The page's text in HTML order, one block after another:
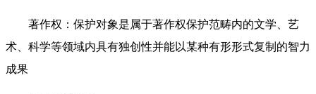
著作权：保护对象是属于著作权保护范畴内的文学、艺
术、科学等领域内具有独创性并能以某种有形形式复制的智力
成果